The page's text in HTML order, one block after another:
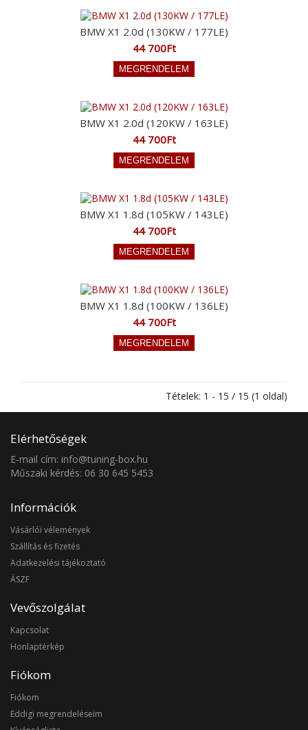
BMW X1 2.0d (130KW / 177LE)
44 700Ft
BMW X1 2.0d (120KW / 163LE)
44 700Ft
BMW X1 1.8d (105KW / 143LE)
44 700Ft
BMW X1 1.8d (100KW / 136LE)
44 700Ft
Tételek: 1 - 15 / 15 (1 oldal)
Elérhetőségek
E-mail cím: info@tuning-box.hu
Műszaki kérdés: 06 30 645 5453
Információk
Vásárlói vélemények
Szállítás és fizetés
Adatkezelési tájékoztató
ÁSZF
Vevőszolgálat
Kapcsolat
Honlaptérkép
Fiókom
Fiókom
Eddigi megrendeléseim